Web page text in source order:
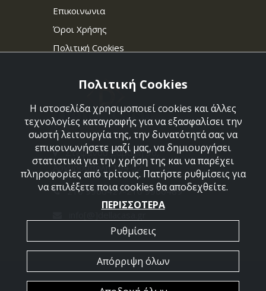
Επικοινωνια
Όροι Χρήσης
Πολιτική Cookies
Στεφάνου Σαράφη 36,
Αργυρούπολη 164 52
210 9960427-210 9960489
2026 @ All Rights Reserved - Dellacasa
Πολιτική Cookies
Η ιστοσελίδα χρησιμοποιεί cookies και άλλες
τεχνολογίες καταγραφής για να εξασφαλίσει την
σωστή λειτουργία της, την δυνατότητά σας να
επικοινωνήσετε μαζί μας, να δημιουργήσει
στατιστικά για την χρήση της και να παρέχει
πληροφορίες από τρίτους. Πατήστε ρυθμίσεις για
να επιλέξετε ποια cookies θα αποδεχθείτε.
ΠΕΡΙΣΣΟΤΕΡΑ
Ρυθμίσεις
Απόρριψη όλων